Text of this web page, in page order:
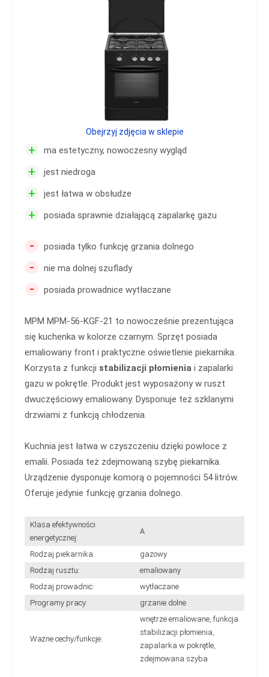
+ ma estetyczny, nowoczesny wygląd
+ jest niedroga
+ jest łatwa w obsłudze
+ posiada sprawnie działającą zapalarkę gazu
- posiada tylko funkcję grzania dolnego
- nie ma dolnej szuflady
- posiada prowadnice wytłaczane
MPM MPM-56-KGF-21 to nowocześnie prezentująca
się kuchenka w kolorze czarnym. Sprzęt posiada
emaliowany front i praktyczne oświetlenie piekarnika.
Korzysta z funkcji stabilizacji płomienia i zapalarki
gazu w pokrętle. Produkt jest wyposażony w ruszt
dwuczęściowy emaliowany. Dysponuje też szklanymi
drzwiami z funkcją chłodzenia.
Kuchnia jest łatwa w czyszczeniu dzięki powłoce z
emalii. Posiada też zdejmowaną szybę piekarnika.
Urządzenie dysponuje komorą o pojemności 54 litrów.
Oferuje jedynie funkcję grzania dolnego.
Klasa efektywności
energetycznej:
A
Rodzaj piekarnika:
gazowy
Rodzaj rusztu:
emaliowany
Rodzaj prowadnic:
wytłaczane
Programy pracy:
grzanie dolne
Ważne cechy/funkcje:
wnętrze emaliowane, funkcja
stabilizacji płomienia,
zapalarka w pokrętle,
zdejmowana szyba
Obejrzyj zdjęcia w sklepie